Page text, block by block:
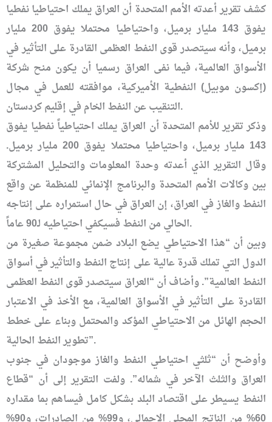
كشف تقرير أعدته الأمم المتحدة أن العراق يملك احتياطيا نفطيا
يفوق 143 مليار برميل، واحتياطيا محتملا يفوق 200 مليار
برميل، وأنه سيتصدر قوى النفط العظمى القادرة على التأثير في
الأسواق العالمية، فيما نفى العراق رسميا أن يكون منح شركة
(إكسون موبيل) النفطية الأميركية، موافقته للعمل في مجال
التنقيب عن النفط الخام في إقليم كردستان.
وذكر تقرير للأمم المتحدة أن العراق يملك احتياطياً نفطيا يفوق
143 مليار برميل، واحتياطيا محتملا يفوق 200 مليار برميل.
وقال التقرير الذي أعدته وحدة المعلومات والتحليل المشتركة
بين وكالات الأمم المتحدة والبرنامج الإنمائي للمنظمة عن واقع
النفط والغاز في العراق، إن العراق في حال استمراره على إنتاجه
الحالي من النفط فسيكفي احتياطيه لـ90 عاماً.
وبين أن “هذا الاحتياطي يضع البلاد ضمن مجموعة صغيرة من
الدول التي تملك قدرة عالية على إنتاج النفط والتأثير في أسواق
النفط العالمية”. وأضاف أن “العراق سيتصدر قوى النفط العظمى
القادرة على التأثير في الأسواق العالمية، مع الأخذ في الاعتبار
الحجم الهائل من الاحتياطي المؤكد والمحتمل وبناء على خطط
تطوير النفط الحالية”.
وأوضح أن “ثلثي احتياطي النفط والغاز موجودان في جنوب
العراق والثلث الآخر في شماله”. ولفت التقرير إلى أن “قطاع
النفط يسيطر على اقتصاد البلد بشكل كامل فيساهم بما مقداره